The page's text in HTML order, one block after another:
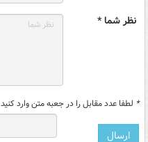
نظر شما *
* لطفا عدد مقابل را در جعبه متن وارد کنید